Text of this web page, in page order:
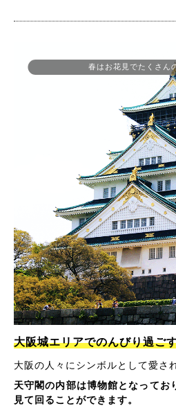
春はお花見でたくさん
大阪城エリアでのんびり過ご
大阪の人々にシンボルとして愛さ
天守閣の内部は博物館となってお
見て回ることができます。